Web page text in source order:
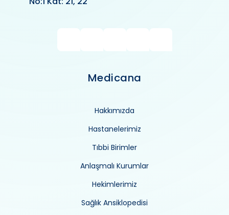
Medicana
Hakkımızda
Hastanelerimiz
Tıbbi Birimler
Anlaşmalı Kurumlar
Hekimlerimiz
Sağlık Ansiklopedisi